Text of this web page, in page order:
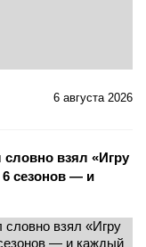
6 августа 2026
словно взял «Игру
6 сезонов — и